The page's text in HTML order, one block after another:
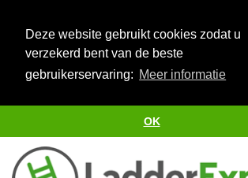
Deze website gebruikt cookies zodat u
verzekerd bent van de beste
gebruikerservaring: Meer informatie
OK